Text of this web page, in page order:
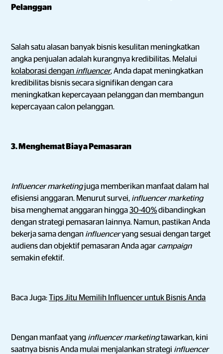
Pelanggan
Salah satu alasan banyak bisnis kesulitan meningkatkan
angka penjualan adalah kurangnya kredibilitas. Melalui
kolaborasi dengan influencer, Anda dapat meningkatkan
kredibilitas bisnis secara signifikan dengan cara
meningkatkan kepercayaan pelanggan dan membangun
kepercayaan calon pelanggan.
3. Menghemat Biaya Pemasaran
Influencer marketingjuga memberikan manfaat dalam hal
efisiensi anggaran. Menurut survei, influencer marketing
bisa menghemat anggaran hingga30-40%dibandingkan
dengan strategi pemasaran lainnya. Namun, pastikan Anda
bekerja sama dengan influenceryang sesuai dengan target
audiens dan objektif pemasaran Anda agar campaign
semakin efektif.
Baca Juga: Tips Jitu Memilih Influencer untuk Bisnis Anda
Dengan manfaat yang influencer marketingtawarkan, kini
saatnya bisnis Anda mulai menjalankan strategi influencer